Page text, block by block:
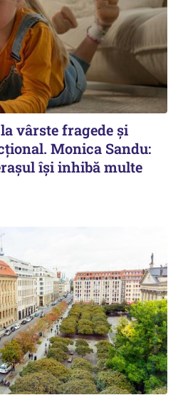
vârste fragede și
Monica Sandu:
își inhibă multe